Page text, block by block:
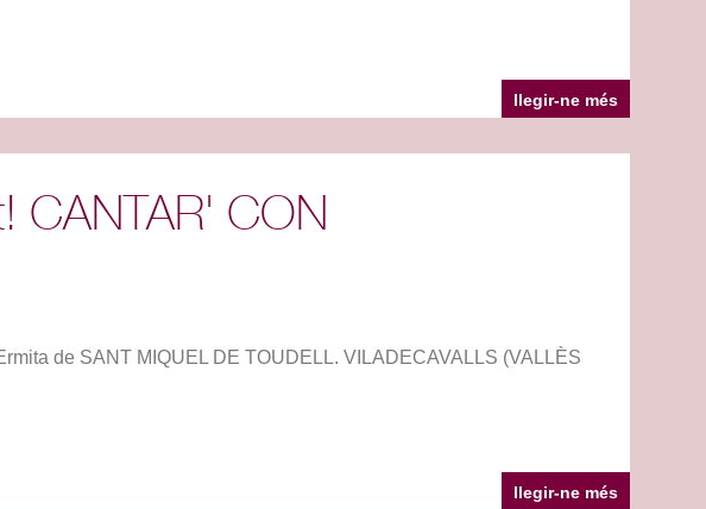
llegir-ne més
CANTAR' CON
de SANT MIQUEL DE TOUDELL. VILADECAVALLS (VALLÈS
llegir-ne més